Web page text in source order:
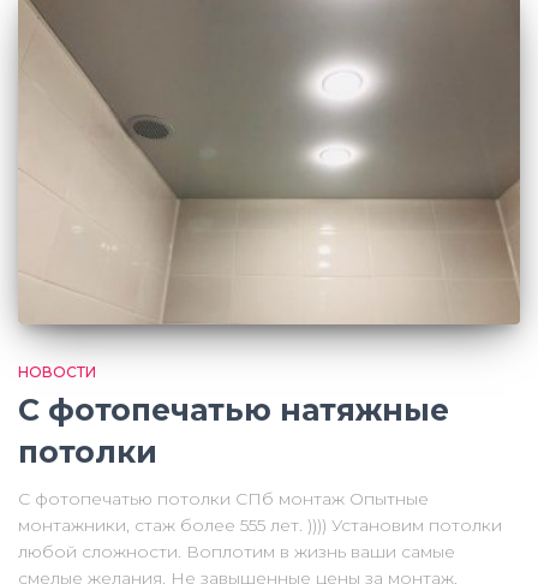
НОВОСТИ
С фотопечатью натяжные
потолки
С фотопечатью потолки СПб монтаж Опытные
монтажники, стаж более 555 лет. )))) Установим потолки
любой сложности. Воплотим в жизнь ваши самые
смелые желания. Не завышенные цены за монтаж.